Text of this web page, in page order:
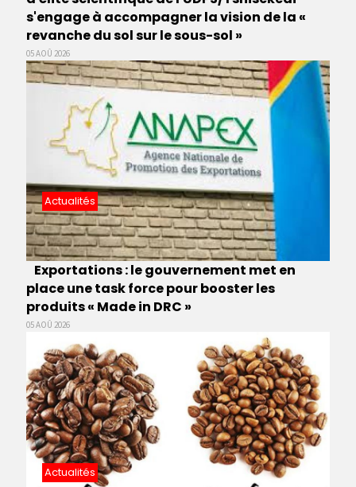
s'engage à accompagner la vision de la «
revanche du sol sur le sous-sol »
05 AOÛ 2026
Actualités
Exportations : le gouvernement met en
place une task force pour booster les
produits « Made in DRC »
05 AOÛ 2026
Actualités